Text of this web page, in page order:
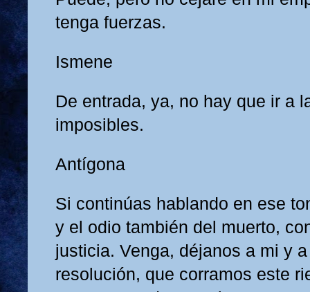
tenga fuerzas.
Ismene
De entrada, ya, no hay que ir a
imposibles.
Antígona
Si continúas hablando en ese
y el odio también del muerto,
justicia. Venga, déjanos a mi y
resolución, que corramos este